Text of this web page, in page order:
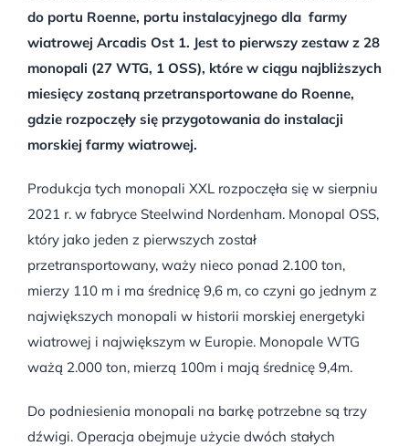
do portu Roenne, portu instalacyjnego dla farmy
wiatrowej Arcadis Ost 1. Jest to pierwszy zestaw z 28
monopali (27 WTG, 1 OSS), które w ciągu najbliższych
miesięcy zostaną przetransportowane do Roenne,
gdzie rozpoczęły się przygotowania do instalacji
morskiej farmy wiatrowej.
Produkcja tych monopali XXL rozpoczęła się w sierpniu
2021 r. w fabryce Steelwind Nordenham. Monopal OSS,
który jako jeden z pierwszych został
przetransportowany, waży nieco ponad 2.100 ton,
mierzy 110 m i ma średnicę 9,6 m, co czyni go jednym z
największych monopali w historii morskiej energetyki
wiatrowej i największym w Europie. Monopale WTG
ważą 2.000 ton, mierzą 100m i mają średnicę 9,4m.
Do podniesienia monopali na barkę potrzebne są trzy
dźwigi. Operacja obejmuje użycie dwóch stałych